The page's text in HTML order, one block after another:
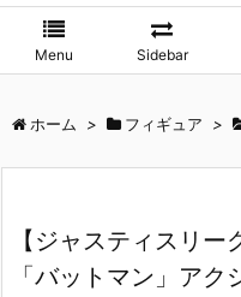
Menu Sidebar
ホーム > フィギュア >
【ジャスティスリ
「バットマン」ア